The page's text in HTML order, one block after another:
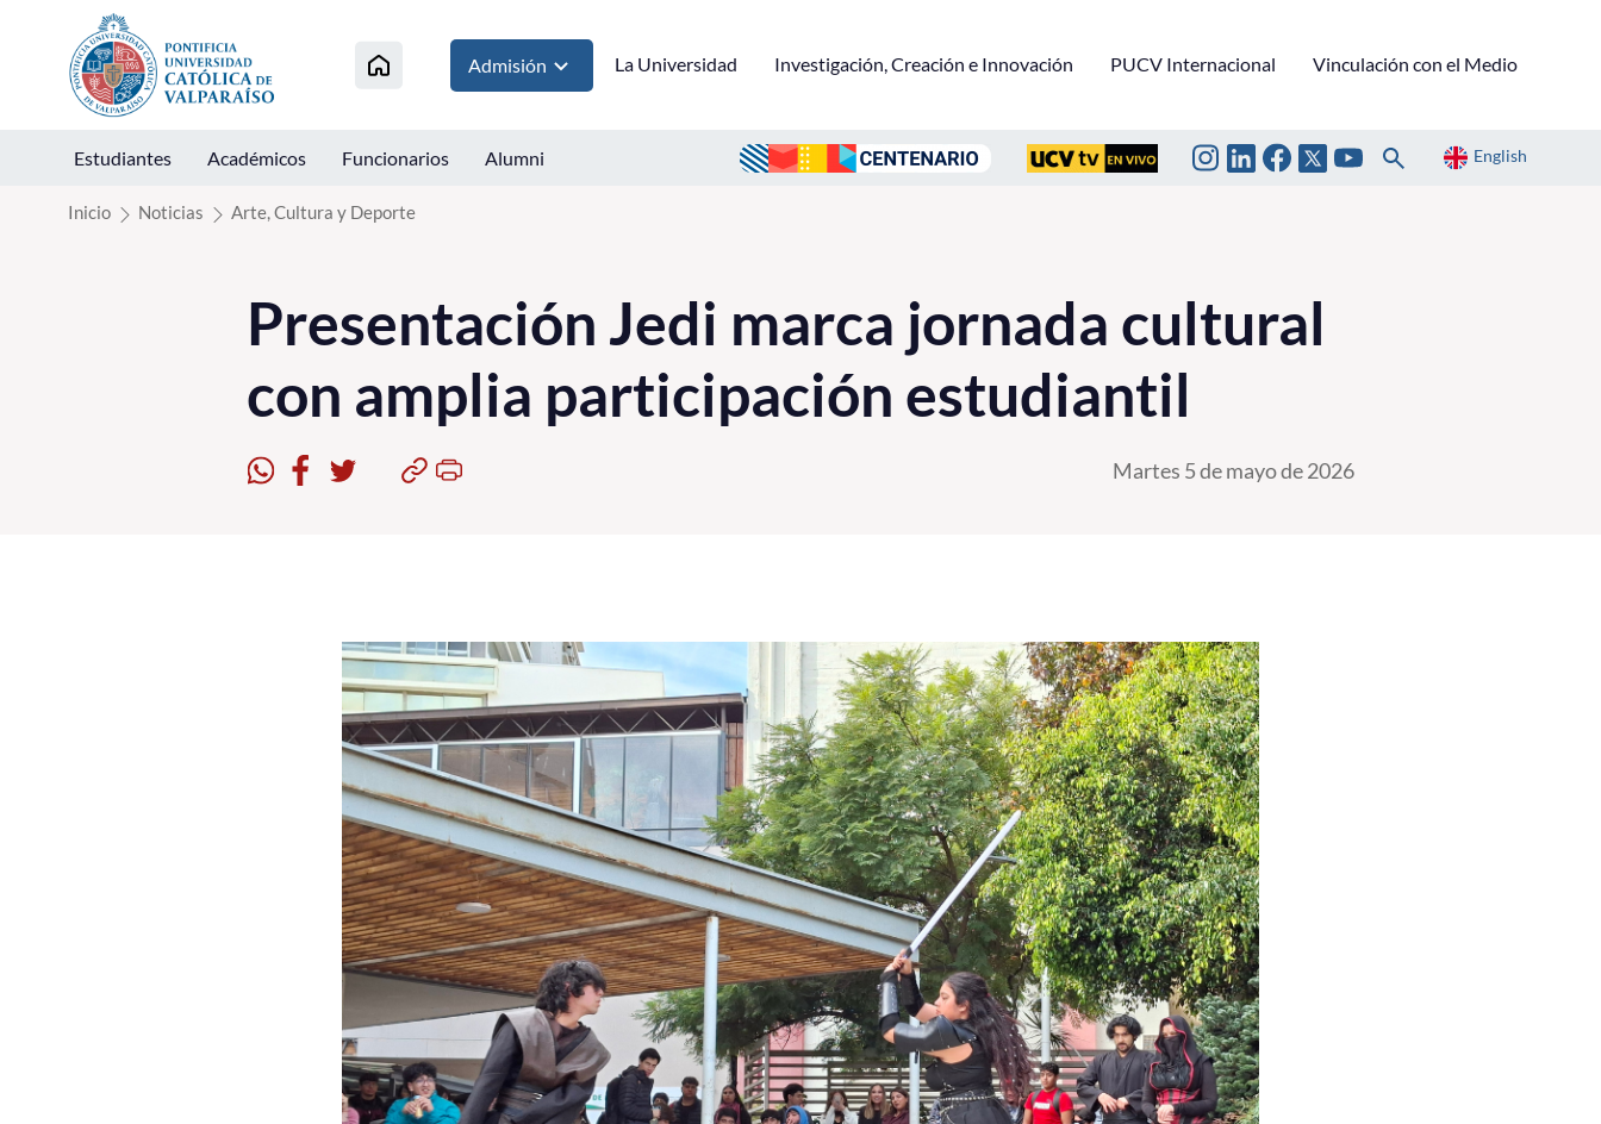
Click acá para ir directamente al contenido
Admisión La Universidad Investigación, Creación e Innovación PUCV Internacional Vinculación con el Medio
Estudiantes Académicos Funcionarios Alumni English
Inicio Noticias Arte, Cultura y Deporte
Presentación Jedi marca jornada cultural
con amplia participación estudiantil
Martes 5 de mayo de 2026